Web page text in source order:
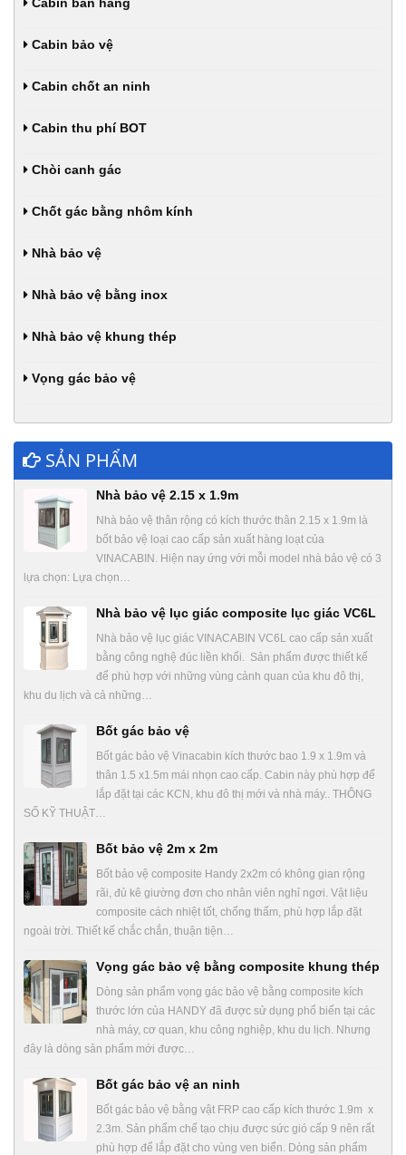
Cabin bảo vệ
Cabin chốt an ninh
Cabin thu phí BOT
Chòi canh gác
Chốt gác bằng nhôm kính
Nhà bảo vệ
Nhà bảo vệ bằng inox
Nhà bảo vệ khung thép
Vọng gác bảo vệ
SẢN PHẨM
Nhà bảo vệ 2.15 x 1.9m
Nhà bảo vệ thân rộng có kích thước thân 2.15 x 1.9m là
bốt bảo vệ loại cao cấp sản xuất hàng loạt của
VINACABIN. Hiện nay ứng với mỗi model nhà bảo vệ có 3
lựa chọn: Lựa chọn…
Nhà bảo vệ lục giác composite lục giác VC6L
Nhà bảo vệ lục giác VINACABIN VC6L cao cấp sản xuất
bằng công nghệ đúc liền khối. Sản phẩm được thiết kế
để phù hợp với những vùng cảnh quan của khu đô thị,
khu du lịch và cả những…
Bốt gác bảo vệ
Bốt gác bảo vệ Vinacabin kích thước bao 1.9 x 1.9m và
thân 1.5 x1.5m mái nhọn cao cấp. Cabin này phù hợp để
lắp đặt tại các KCN, khu đô thị mới và nhà máy.. THÔNG
SỐ KỸ THUẬT…
Bốt bảo vệ 2m x 2m
Bốt bảo vệ composite Handy 2x2m có không gian rộng
rãi, đủ kê giường đơn cho nhân viên nghỉ ngơi. Vật liệu
composite cách nhiệt tốt, chống thấm, phù hợp lắp đặt
ngoài trời. Thiết kế chắc chắn, thuận tiện…
Vọng gác bảo vệ bằng composite khung thép
Dòng sản phẩm vọng gác bảo vệ bằng composite kích
thước lớn của HANDY đã được sử dụng phổ biến tại các
nhà máy, cơ quan, khu công nghiệp, khu du lịch. Nhưng
đây là dòng sản phẩm mới được…
Bốt gác bảo vệ an ninh
Bốt gác bảo vệ bằng vật FRP cao cấp kích thước 1.9m x
2.3m. Sản phẩm chế tạo chịu được sức gió cấp 9 nên rất
phù hợp để lắp đặt cho vùng ven biển. Dòng sản phẩm